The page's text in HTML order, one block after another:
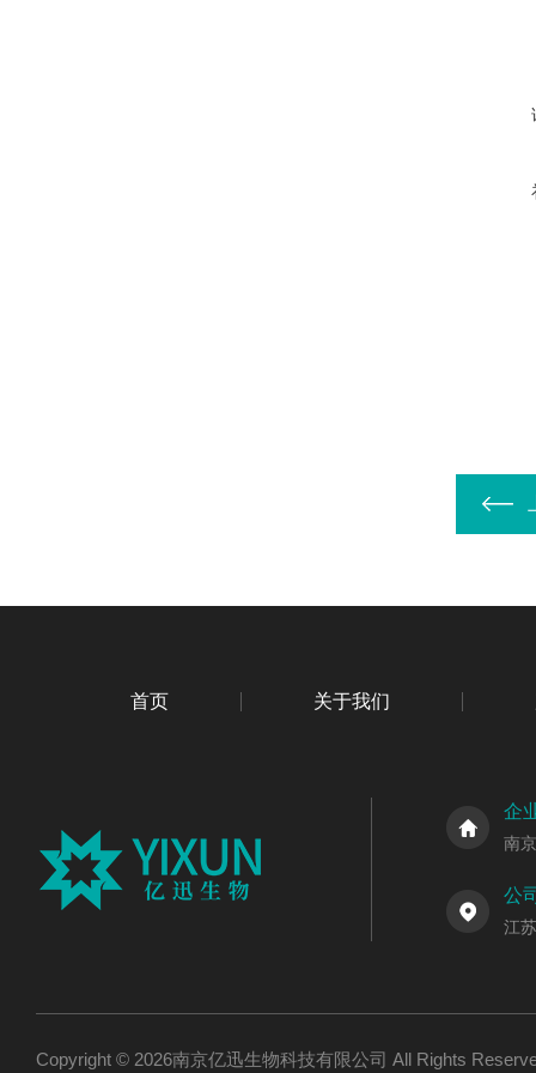
首页 关于我们
企
南
公
江
Copyright © 2026南京亿迅生物科技有限公司 All Rights